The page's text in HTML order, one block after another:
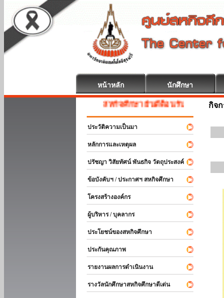
หน้าหลัก นักศึกษา
สหกิจศึกษา ยินดีต้อนรับ
ประวัติความเป็นมา
หลักการและเหตุผล
ปรัชญา วิสัยทัศน์ พันธกิจ วัตถุประสงค์
ข้อบังคับฯ / ประกาศฯ สหกิจศึกษา
โครงสร้างองค์กร
ผู้บริหาร / บุคลากร
ประโยชน์ของสหกิจศึกษา
ประกันคุณภาพ
รายงานผลการดำเนินงาน
รางวัลนักศึกษาสหกิจศึกษาดีเด่น
กิจ